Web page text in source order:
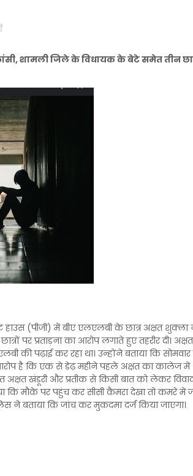
शामली जिले के विधायक के बेटे समेत तीन
(पीजी) में बीए एलएलबी के छात्र अक्षत शुक्ला
पर प्रताड़ना का आरोप लगाते हुए तहरीर दी।
की पढ़ाई कर रहा था। उन्होंने बताया कि
आरोप है कि एक से डेढ़ महीने पहले अक्षत का कालेज में
खंडूरी और प्रतीक से किसी बात को लेकर
कि मौके पर पहुंच कर सीसी कैमरा देखा तो कमरे में
ने बताया कि जांच कर मुकदमा दर्ज किया जाएगा।